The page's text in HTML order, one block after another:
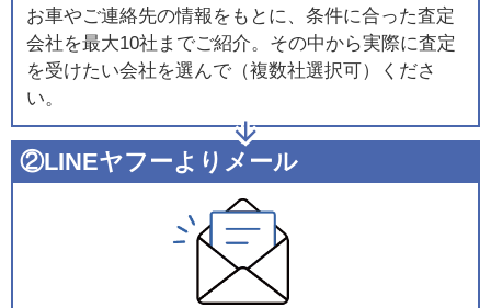
お車やご連絡先の情報をもとに、条件に合った査定
会社を最大10社までご紹介。その中から実際に査定
を受けたい会社を選んで（複数社選択可）くださ
い。
②LINEヤフーよりメール